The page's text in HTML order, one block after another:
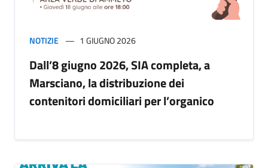
NOTIZIE 1 GIUGNO 2026
Dall’8 giugno 2026, SIA completa, a
Marsciano, la distribuzione dei
contenitori domiciliari per l’organico